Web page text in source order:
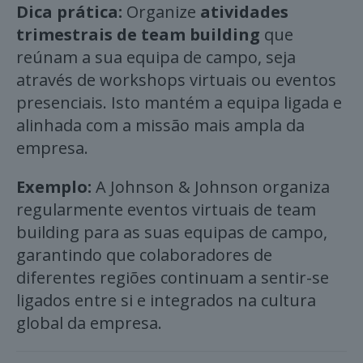
Dica prática: Organize atividades
trimestrais de team building que
reúnam a sua equipa de campo, seja
através de workshops virtuais ou eventos
presenciais. Isto mantém a equipa ligada e
alinhada com a missão mais ampla da
empresa.
Exemplo: A Johnson & Johnson organiza
regularmente eventos virtuais de team
building para as suas equipas de campo,
garantindo que colaboradores de
diferentes regiões continuam a sentir-se
ligados entre si e integrados na cultura
global da empresa.